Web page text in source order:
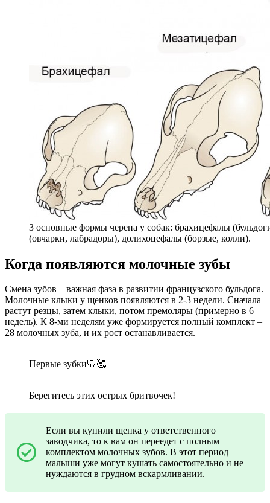
3 основные формы черепа у собак: брахицефалы
(овчарки, лабрадоры), долихоцефалы (борзые, колли).
Когда появляются молочные зубы
Смена зубов ‒ важная фаза в развитии французского бульдога.
Молочные клыки у щенков появляются в 2-3 недели. Сначала
растут резцы, затем клыки, потом премоляры (примерно в 6
недель). К 8-ми неделям уже формируется полный комплект –
28 молочных зуба, и их рост останавливается.
Первые зубки🦷🥰
Берегитесь этих острых бритвочек!
Если вы купили щенка у ответственного
заводчика, то к вам он переедет с полным
комплектом молочных зубов. В этот период
малыши уже могут кушать самостоятельно и не
нуждаются в грудном вскармливании.